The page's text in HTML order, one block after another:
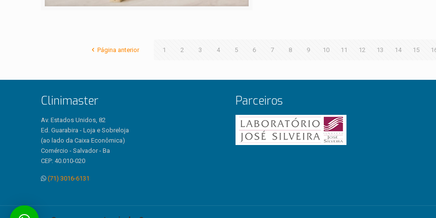
Página anterior 1 2 3 4 5 6 7 8 9 10 11 12 13 14 15
Clinimaster
Av. Estados Unidos, 82
Ed. Guarabira - Loja e Sobreloja
(ao lado da Caixa Econômica)
Comércio - Salvador - Ba
CEP: 40.010-020
(71) 3016-6131
Parceiros